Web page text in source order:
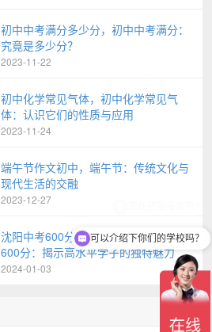
初中中考满分多少分，初中中考满分：
究竟是多少分？
2023-11-22
初中化学常见气体，初中化学常见气
体：认识它们的性质与应用
2023-11-24
端午节作文初中，端午节：传统文化与
现代生活的交融
2023-12-27
沈阳中考600分什么水平，沈阳中考
600分：揭示高水平学子的独特魅力
2024-01-03
可以介绍下你们的学校吗？